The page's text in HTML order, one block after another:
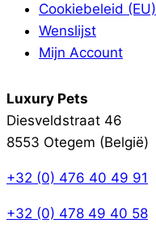
Cookiebeleid (EU)
Wenslijst
Mijn Account
Luxury Pets
Diesveldstraat 46
8553 Otegem (België)
+32 (0) 476 40 49 91
+32 (0) 478 49 40 58